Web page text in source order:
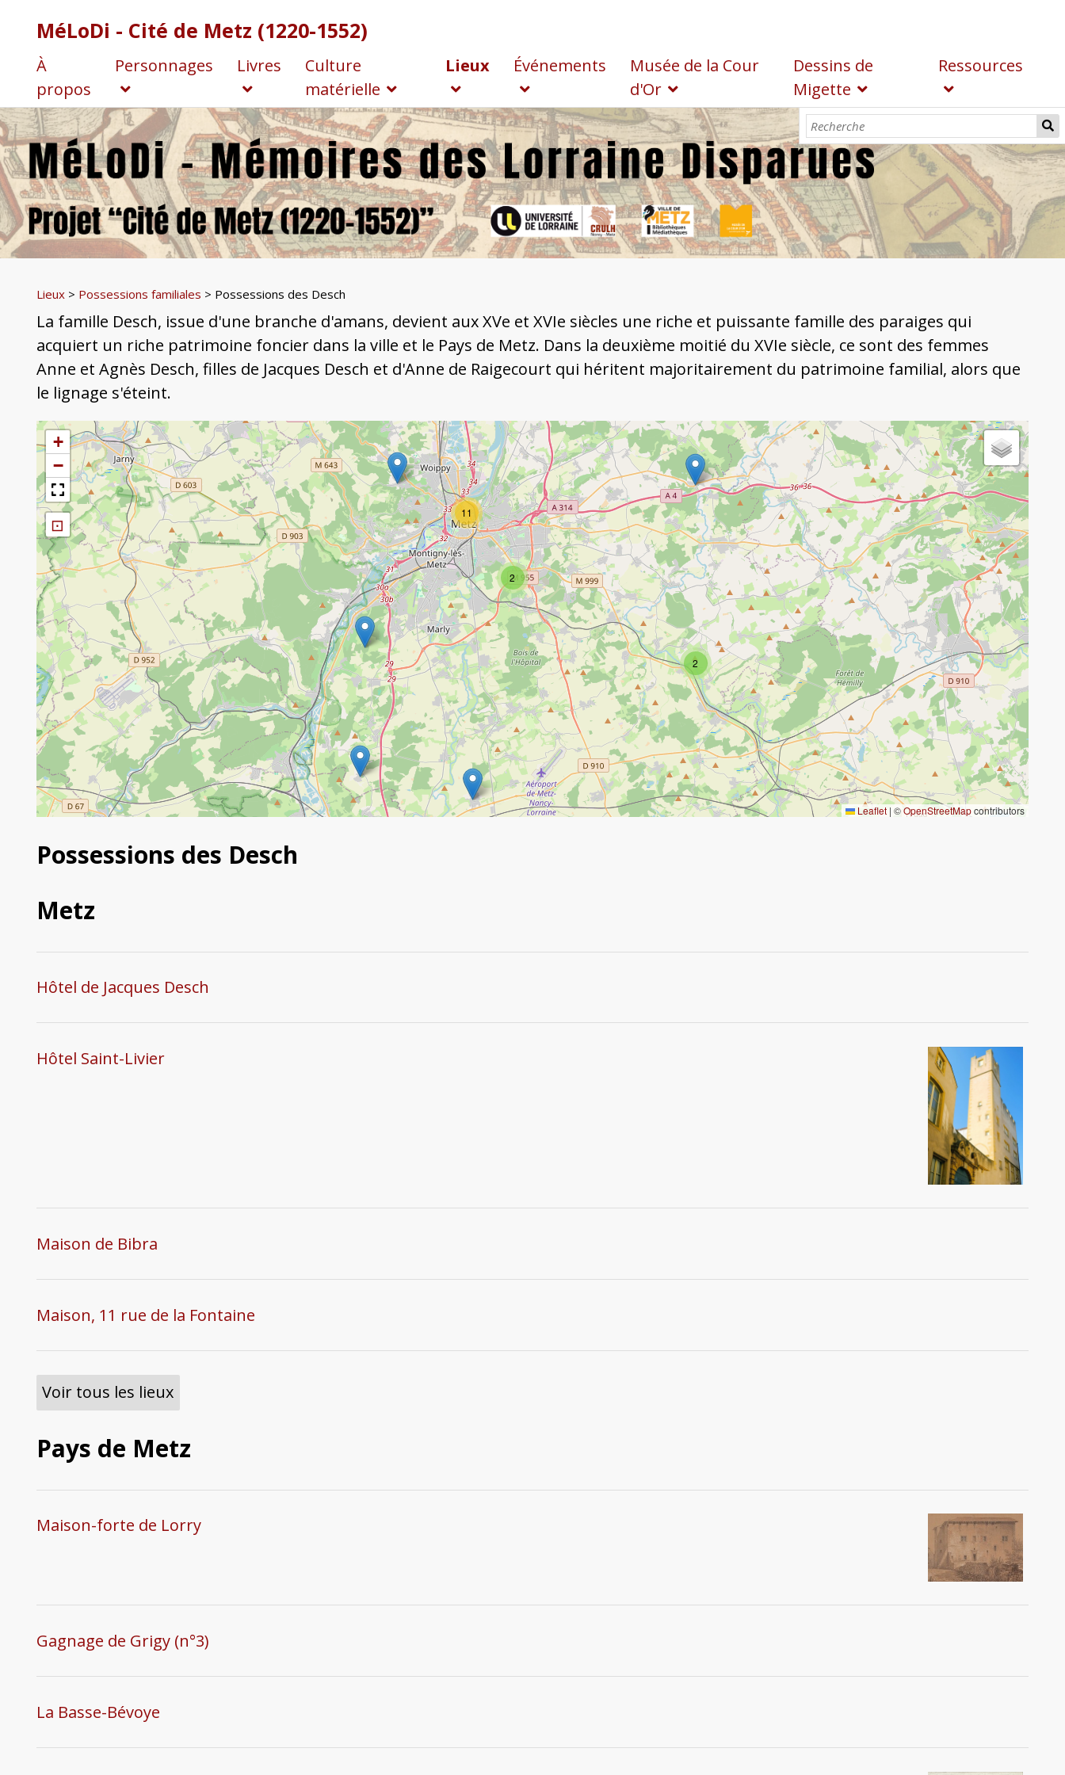
MéLoDi - Cité de Metz (1220-1552)
À
propos
Personnages Livres
Culture
matérielle
Lieux Événements
Musée de la Cour
d'Or
Dessins de
Migette
Ressources
Lieux> Possessions familiales > Possessions des Desch
La famille Desch, issue d'une branche d'amans, devient aux XVe et XVIe siècles une riche et puissante famille des paraiges qui
acquiert un riche patrimoine foncier dans la ville et le Pays de Metz. Dans la deuxième moitié du XVIe siècle, ce sont des femmes
Anne et Agnès Desch, filles de Jacques Desch et d'Anne de Raigecourt qui héritent majoritairement du patrimoine familial, alors que
le lignage s'éteint.
2
2
11
+
−
⊡
Leaflet | ©OpenStreetMapcontributors
Possessions des Desch
Metz
Hôtel de Jacques Desch
Hôtel Saint-Livier
Maison de Bibra
Maison, 11 rue de la Fontaine
Voir tous les lieux
Pays de Metz
Maison-forte de Lorry
Gagnage de Grigy (n°3)
La Basse-Bévoye